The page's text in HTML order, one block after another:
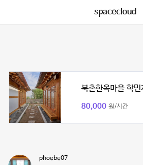
spacecloud
북촌한옥마을 학민
80,000 원/시간
phoebe07